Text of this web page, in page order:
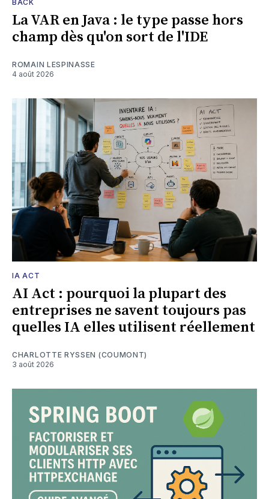
BACK
La VAR en Java : le type passe hors
champ dès qu'on sort de l'IDE
ROMAIN LESPINASSE
4 août 2026
IA ACT
AI Act : pourquoi la plupart des
entreprises ne savent toujours pas
quelles IA elles utilisent réellement
CHARLOTTE RYSSEN (COUMONT)
3 août 2026